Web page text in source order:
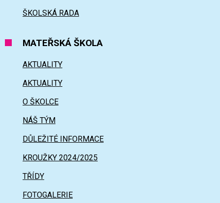
ŠKOLSKÁ RADA
MATEŘSKÁ ŠKOLA
AKTUALITY
AKTUALITY
O ŠKOLCE
NÁŠ TÝM
DŮLEŽITÉ INFORMACE
KROUŽKY 2024/2025
TŘÍDY
FOTOGALERIE